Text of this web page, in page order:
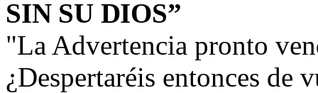
SIN SU DIOS”
"La Advertencia pronto
¿Despertaréis entonces de